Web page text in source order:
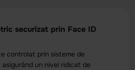
securizat prin Face ID
controlat prin sisteme de
un nivel ridicat de